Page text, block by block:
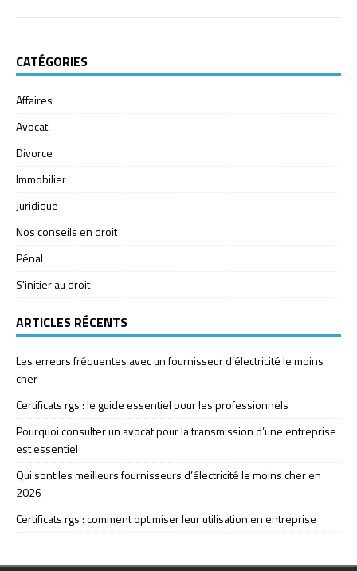
CATÉGORIES
Affaires
Avocat
Divorce
Immobilier
Juridique
Nos conseils en droit
Pénal
S'initier au droit
ARTICLES RÉCENTS
Les erreurs fréquentes avec un fournisseur d’électricité le moins
cher
Certificats rgs : le guide essentiel pour les professionnels
Pourquoi consulter un avocat pour la transmission d’une entreprise
est essentiel
Qui sont les meilleurs fournisseurs d’électricité le moins cher en
2026
Certificats rgs : comment optimiser leur utilisation en entreprise